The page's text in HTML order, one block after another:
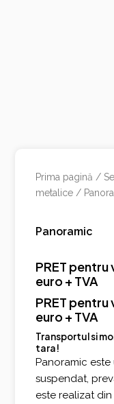
Prima pagină /
metalice /
Panoramic
PRET
euro + TVA
PRET
euro + TVA
Transportul si
tara!
Panoramic
suspendat,
este realizat